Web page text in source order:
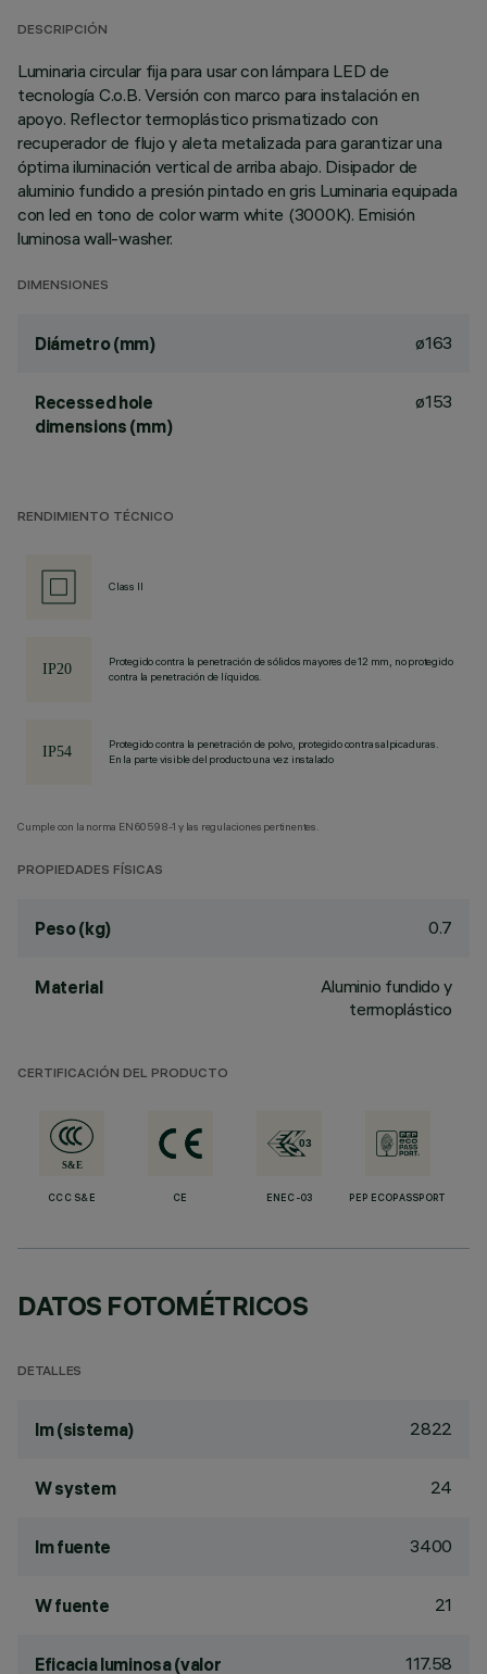
DESCRIPCIÓN
Luminaria circular fija para usar con lámpara LED de
tecnología C.o.B. Versión con marco para instalación en
apoyo. Reflector termoplástico prismatizado con
recuperador de flujo y aleta metalizada para garantizar una
óptima iluminación vertical de arriba abajo. Disipador de
aluminio fundido a presión pintado en gris Luminaria equipada
con led en tono de color warm white (3000K). Emisión
luminosa wall-washer.
DIMENSIONES
Diámetro (mm) ø163
Recessed hole
dimensions (mm)
ø153
RENDIMIENTO TÉCNICO
Class II
Protegido contra la penetración de sólidos mayores de 12 mm, no protegido
contra la penetración de líquidos.
Protegido contra la penetración de polvo, protegido contra salpicaduras.
En la parte visible del producto una vez instalado
Cumple con la norma EN60598-1 y las regulaciones pertinentes.
PROPIEDADES FÍSICAS
Peso (kg) 0.7
Material
Aluminio fundido y
termoplástico
CERTIFICACIÓN DEL PRODUCTO
CCC S&E CE ENEC-03 PEP ECOPASSPORT
DATOS FOTOMÉTRICOS
DETALLES
lm (sistema) 2822
W system 24
lm fuente 3400
W fuente 21
Eficacia luminosa (valor 117.58